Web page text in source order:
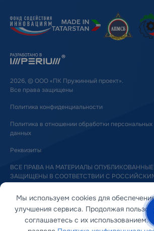
2026, © ООО «ПК Пружинный проект».
Все права защищены
Политика конфиденциальности
Политика в отношении обработки персональных
данных
Реквизиты
ВСЕ ПРАВА НА МАТЕРИАЛЫ ОПУБЛИКОВАННЫЕ
ЗАЩИЩЕНЫ В СООТВЕТСТВИИ С
И СМЕЖНЫХ ПРАВАХ
Мы используем cookies для
улучшения сервиса. Продолжая
соглашаетесь с их использованием.